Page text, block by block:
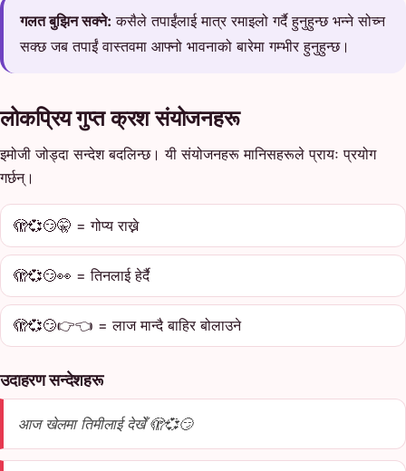
गलत बुझिन सक्ने: कसैले तपाईंलाई मात्र रमाइलो गर्दै हुनुहुन्छ भन्ने सोच्न
सक्छ जब तपाईं वास्तवमा आफ्नो भावनाको बारेमा गम्भीर हुनुहुन्छ।
लोकप्रिय गुप्त क्रश संयोजनहरू
इमोजी जोड्दा सन्देश बदलिन्छ। यी संयोजनहरू मानिसहरूले प्रायः प्रयोग
गर्छन्।
🫣💞😏🤫 = गोप्य राख्ने
🫣💞😏👀 = तिनलाई हेर्दै
🫣💞😏👉👈 = लाज मान्दै बाहिर बोलाउने
उदाहरण सन्देशहरू
आज खेलमा तिमीलाई देखेँ 🫣💞😏